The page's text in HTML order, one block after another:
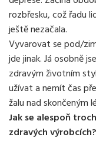
rozbřesku, což řadu
ještě nezačala.
Vyvarovat se pod/
jde jinak. Já osobně
zdravým životním
užívat a nemít čas
žalu nad skončeným
Jak se alespoň
zdravých výrobcích?